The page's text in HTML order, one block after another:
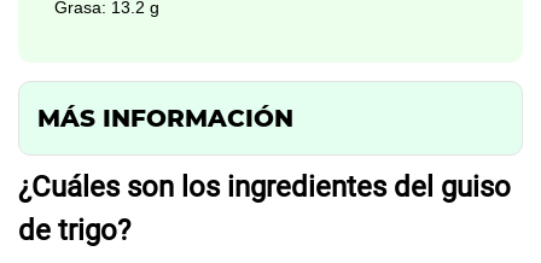
Grasa: 13.2 g
MÁS INFORMACIÓN
¿Cuáles son los ingredientes del guiso
de trigo?